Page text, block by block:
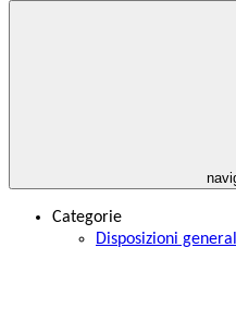
Categorie
Disposizioni